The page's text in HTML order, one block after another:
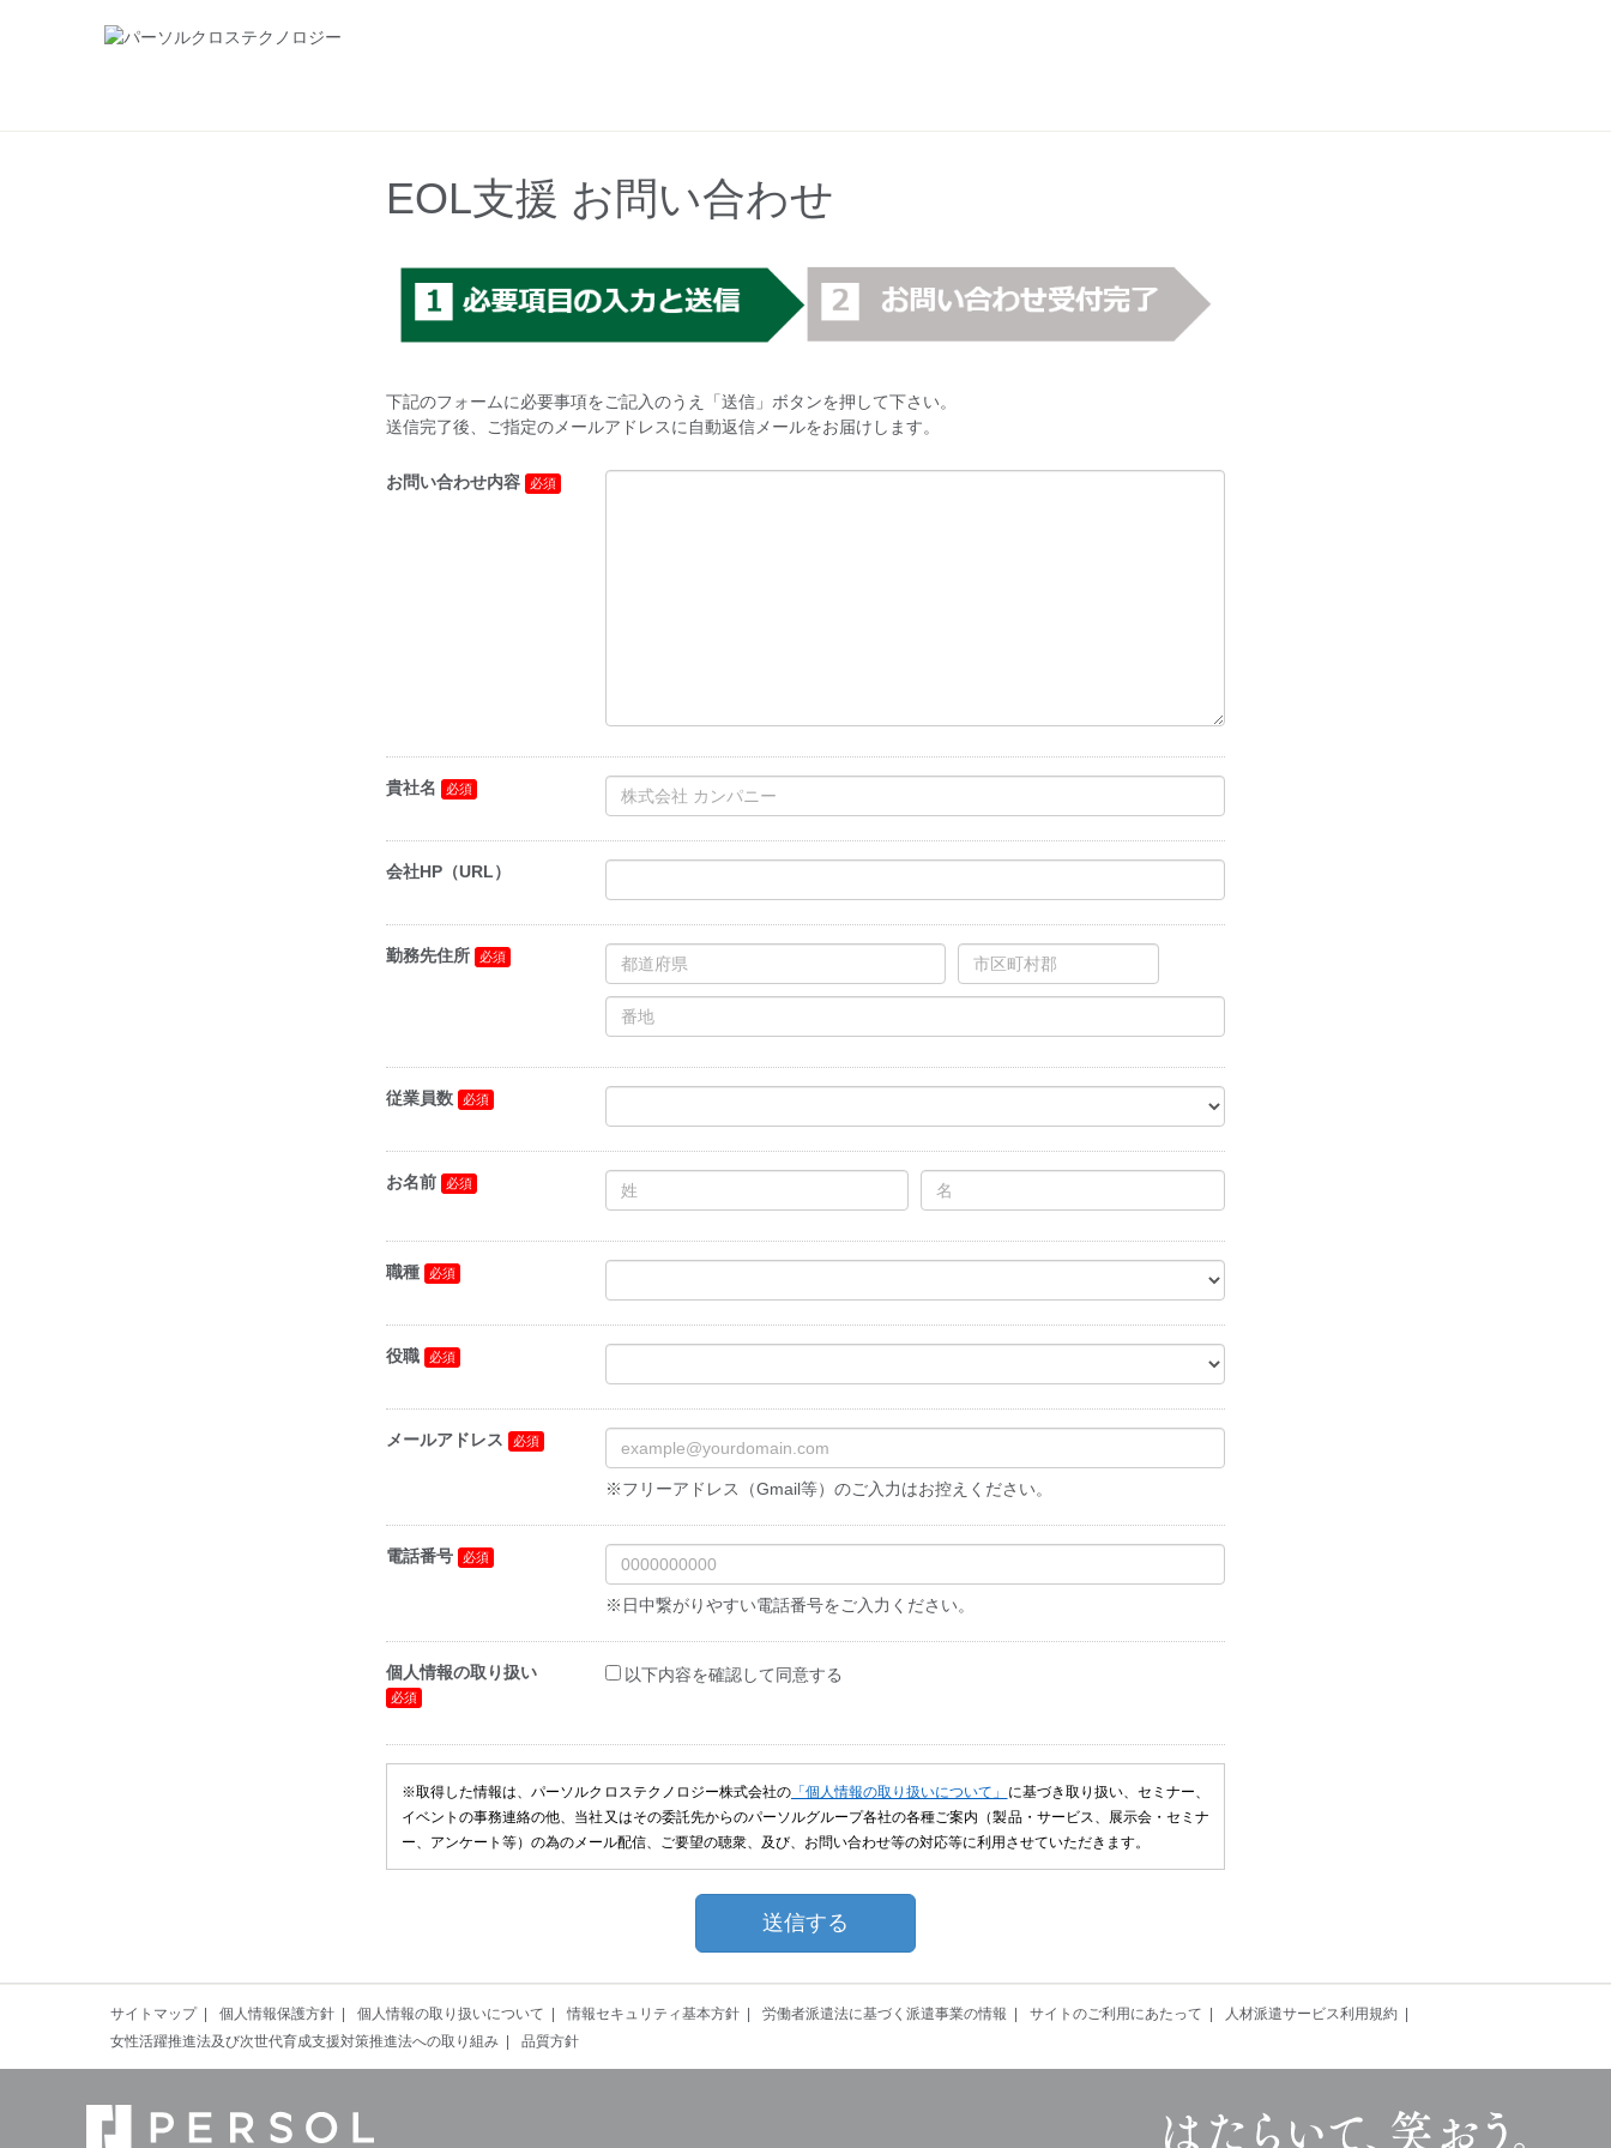
EOL支援 お問い合わせ
下記のフォームに必要事項をご記入のうえ「送信」ボタンを押して下さい。
送信完了後、ご指定のメールアドレスに自動返信メールをお届けします。
お問い合わせ内容
貴社名
会社HP（URL）
勤務先住所
従業員数
お名前
職種
役職
メールアドレス
※フリーアドレス（Gmail等）のご入力はお控えください。
電話番号
※日中繋がりやすい電話番号をご入力ください。
個人情報の取り扱い 以下内容を確認して同意する
※取得した情報は、パーソルクロステクノロジー株式会社の「個人情報の取り扱いについて」
に基づき取り扱い、セミナー、
イベントの事務連絡の他、当社又はその委託先からのパーソルグループ各社の各種ご案内（製品・サービス、展示会・セミナ
ー、アンケート等）の為のメール配信、ご要望の聴衆、及び、お問い合わせ等の対応等に利用させていただきます。
サイトマップ 個人情報保護方針 個人情報の取り扱いについて 情報セキュリティ基本方針 労働者派遣法に基づく派遣事業の情報 サイトのご利用にあたって
人材派遣サービス利用規約
女性活躍推進法及び次世代育成支援対策推進法への取り組み
品質方針